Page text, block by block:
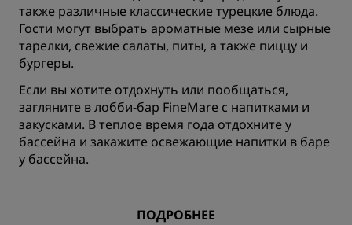
также различные классические турецкие блюда.
Гости могут выбрать ароматные мезе или сырные
тарелки, свежие салаты, питы, а также пиццу и
бургеры.
Если вы хотите отдохнуть или пообщаться,
загляните в лобби-бар FineMare с напитками и
закусками. В теплое время года отдохните у
бассейна и закажите освежающие напитки в баре
у бассейна.
ПОДРОБНЕЕ